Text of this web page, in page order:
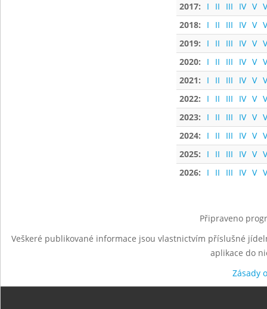
2017:
I II III IV V
2018:
I II III IV V
2019:
I II III IV V
2020:
I II III IV V
2021:
I II III IV V
2022:
I II III IV V
2023:
I II III IV V
2024:
I II III IV V
2025:
I II III IV V
2026:
I II III IV V
Připraveno
Veškeré publikované informace jsou vlastnictvím příslušné
aplikace do
Zásady